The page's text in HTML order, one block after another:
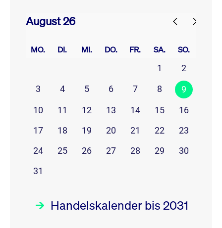
August 26
MO. DI. MI. DO. FR. SA. SO.
1
2
3
4 5 6 7 8 9
10 11 12 13 14 15
16
17
18 19 20 21 22
23
24
25 26 27 28 29
30
31
Handelskalender bis 2031